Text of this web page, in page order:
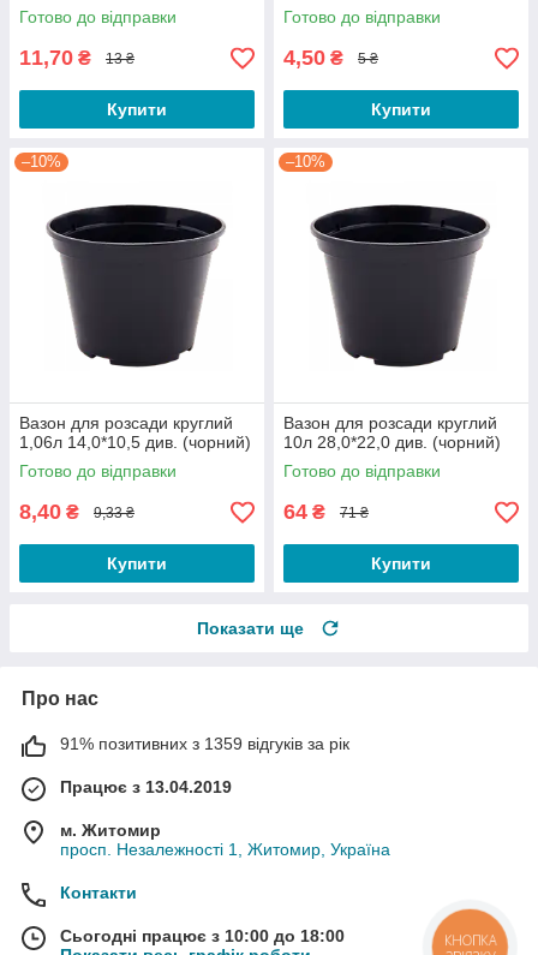
Готово до відправки
11,70 ₴ 13 ₴
Купити
Готово до відправки
4,50 ₴ 5 ₴
Купити
–10%
Вазон для розсади круглий
1,06л 14,0*10,5 див. (чорний)
Готово до відправки
8,40 ₴ 9,33 ₴
Купити
–10%
Вазон для розсади круглий
10л 28,0*22,0 див. (чорний)
Готово до відправки
64 ₴ 71 ₴
Купити
Показати ще
Про нас
91% позитивних з 1359 відгуків за рік
Працює з 13.04.2019
м. Житомир
просп. Незалежності 1, Житомир, Україна
Контакти
Сьогодні працює з 10:00 до 18:00
КНОПКА